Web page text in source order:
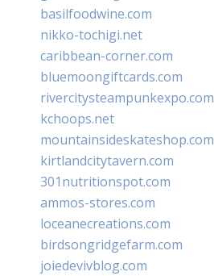
basilfoodwine.com
nikko-tochigi.net
caribbean-corner.com
bluemoongiftcards.com
rivercitysteampunkexpo.com
kchoops.net
mountainsideskateshop.com
kirtlandcitytavern.com
301nutritionspot.com
ammos-stores.com
loceanecreations.com
birdsongridgefarm.com
joiedevivblog.com